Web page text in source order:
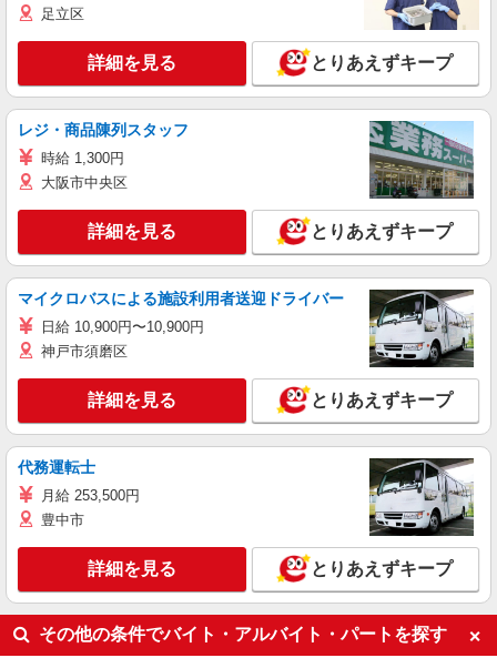
足立区
詳細を見る とりあえずキープ
レジ・商品陳列スタッフ
時給 1,300円
大阪市中央区
詳細を見る とりあえずキープ
マイクロバスによる施設利用者送迎ドライバー
日給 10,900円〜10,900円
神戸市須磨区
詳細を見る とりあえずキープ
代務運転士
月給 253,500円
豊中市
詳細を見る とりあえずキープ
その他の条件でバイト・アルバイト・パートを探す